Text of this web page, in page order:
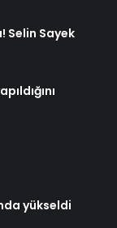
Selin Sayek
yükseldi